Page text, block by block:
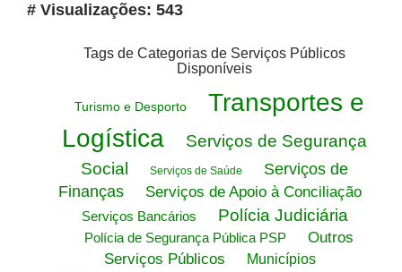
# Visualizações: 543
Tags de Categorias de Serviços Públicos
Disponíveis
Turismo e Desporto
Transportes e
Logística
Serviços de Segurança
Social
Serviços de Saúde
Serviços de
Finanças
Serviços de Apoio à Conciliação
Serviços Bancários Polícia Judiciária
Polícia de Segurança Pública PSP
Outros
Serviços Públicos
Municípios